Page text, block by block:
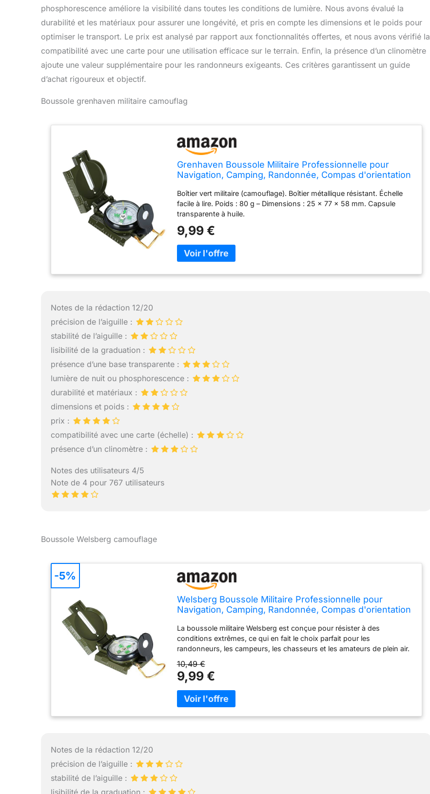
phosphorescence améliore la visibilité dans toutes les conditions de lumière. Nous avons évalué la
durabilité et les matériaux pour assurer une longévité, et pris en compte les dimensions et le poids pour
optimiser le transport. Le prix est analysé par rapport aux fonctionnalités offertes, et nous avons vérifié la
compatibilité avec une carte pour une utilisation efficace sur le terrain. Enfin, la présence d’un clinomètre
ajoute une valeur supplémentaire pour les randonneurs exigeants. Ces critères garantissent un guide
d’achat rigoureux et objectif.
Boussole grenhaven militaire camouflag
Grenhaven Boussole Militaire Professionnelle pour
Navigation, Camping, Randonnée, Compas d'orientation
Boîtier vert militaire (camouflage). Boîtier métallique résistant. Échelle
facile à lire. Poids : 80 g – Dimensions : 25 x 77 x 58 mm. Capsule
transparente à huile.
9,99 €
Notes de la rédaction 12/20
précision de l’aiguille :
stabilité de l’aiguille :
lisibilité de la graduation :
présence d’une base transparente :
lumière de nuit ou phosphorescence :
durabilité et matériaux :
dimensions et poids :
prix :
compatibilité avec une carte (échelle) :
présence d’un clinomètre :
Notes des utilisateurs 4/5
Note de 4 pour 767 utilisateurs
Boussole Welsberg camouflage
Welsberg Boussole Militaire Professionnelle pour
Navigation, Camping, Randonnée, Compas d'orientation
La boussole militaire Welsberg est conçue pour résister à des
conditions extrêmes, ce qui en fait le choix parfait pour les
randonneurs, les campeurs, les chasseurs et les amateurs de plein air.
Avec sa construction robuste, sa grande précision et son design
convivial, cette boussole est un must pour tous ceux qui aiment
explorer la nature. MESURES HAUTEMENT PRÉCISES : Le compas
militaire Welsberg est conçu pour fournir des lectures hautement
précises, vous permettant de vous déplacer en toute sécurité même
camping ou de la chasse, cette boussole est l'outil parfait pour rester
années. Avec un poids de seulement quelques onces (grammes), cette
facile à utiliser même pour les débutants. Il suffit de tenir la boussole à
10,49 €
9,99 €
-5%
Notes de la rédaction 12/20
précision de l’aiguille :
stabilité de l’aiguille :